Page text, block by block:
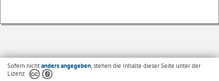
Sofern nichtanders angegeben, stehen die Inhalte dieser Seite unter der
Lizenz